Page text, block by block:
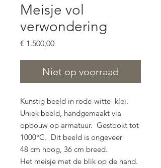
Meisje vol
verwondering
€ 1.500,00Prijs
Niet op voorraad
Kunstig beeld in rode-witte klei.
Uniek beeld, handgemaakt via
opbouw op armatuur. Gestookt tot
1000°C. Dit beeld is ongeveer
48 cm hoog, 36 cm breed.
Het meisje met de blik op de hand.